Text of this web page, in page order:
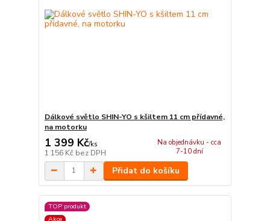
Dálkové světlo SHIN-YO s kšiltem 11 cm přídavné,
na motorku
1 399 Kč/ks
1 156 Kč bez DPH
Na objednávku - cca
7-10 dní
Přidat do košíku
TOP produkt
Akce